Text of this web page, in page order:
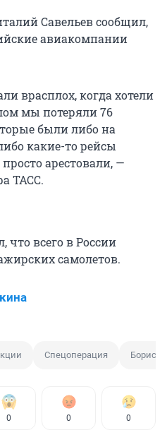
Савельев сообщил,
авиакомпании
врасплох, когда хотели
мы потеряли 76
были либо на
какие-то рейсы
арестовали, —
ТАСС.
что всего в России
самолетов.
Спецоперация Борис
0 0 0